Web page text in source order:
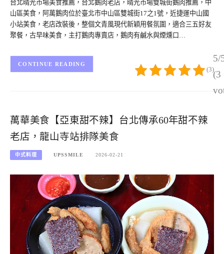
台北晴光市場美食推薦，台北鵝肉老店，晴光市場雙城街鵝肉推薦，中
山區美食，阿萬鵝肉位於臺北市中山區雙城街17之1號，近捷運中山國
小站美食，老店改裝後，整個文青風現代新穎用餐氛圍，適合三五好友
聚餐，古早味美食，主打鵝肉專賣店，鵝肉有鹹水與煙燻口…
5/
(3
(3)
CONTINUE READING
萬華美食【亞東甜不辣】台北傳承60年甜不辣
老店，龍山寺站排隊美食
中式料理 UPSSMILE 2026-02-21